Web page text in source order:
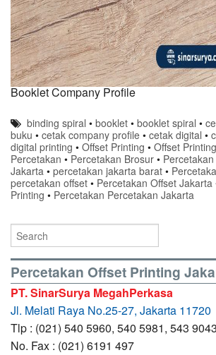
Booklet Company Profile
binding spiral •booklet •booklet spiral •
buku • cetak company profile • cetak digital •
digital printing • Offset Printing • Offset
Percetakan • Percetakan Brosur •
Jakarta • percetakan jakarta barat •
percetakan offset • Percetakan Offset Jakarta
Printing • Percetakan Percetakan Jakarta
Percetakan Offset Printing
PT. SinarSurya MegahPerkasa
Jl. Melati Raya No.25-27, Jakarta 11720
Tlp : (021) 540 5960, 540 5981, 543
No. Fax : (021) 6191 497